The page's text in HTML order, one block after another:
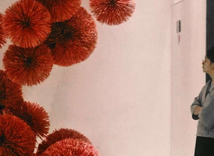
Lifestyle Blog
Compact Posts
Magazine Grid
Arts & Book Magazine
Horizontal Slider Posts
Landing
Magazine Shop
Blog Archive
Get in Touch
FAQ Page
Shop Pages